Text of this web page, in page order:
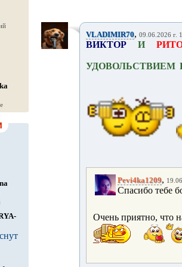
VLADIMIR70, 09.06.2026 г.
ВИКТОР И
Pevi4ka1209,
Спасибо тебе
Очень приятно, что